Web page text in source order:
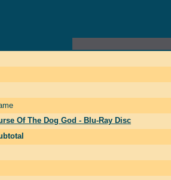
Of The Dog God - Blu-Ray Disc